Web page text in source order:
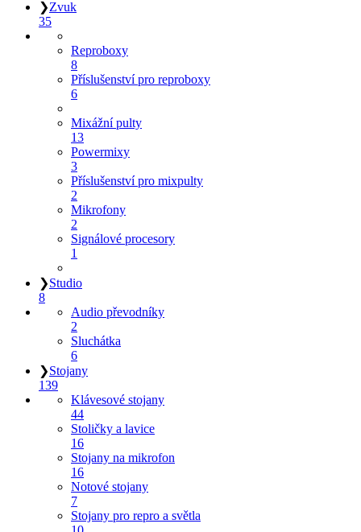
❯Zvuk
35
Reproboxy
8
Příslušenství pro reproboxy
6
Mixážní pulty
13
Powermixy
3
Příslušenství pro mixpulty
2
Mikrofony
2
Signálové procesory
1
❯Studio
8
Audio převodníky
2
Sluchátka
6
❯Stojany
139
Klávesové stojany
44
Stoličky a lavice
16
Stojany na mikrofon
16
Notové stojany
7
Stojany pro repro a světla